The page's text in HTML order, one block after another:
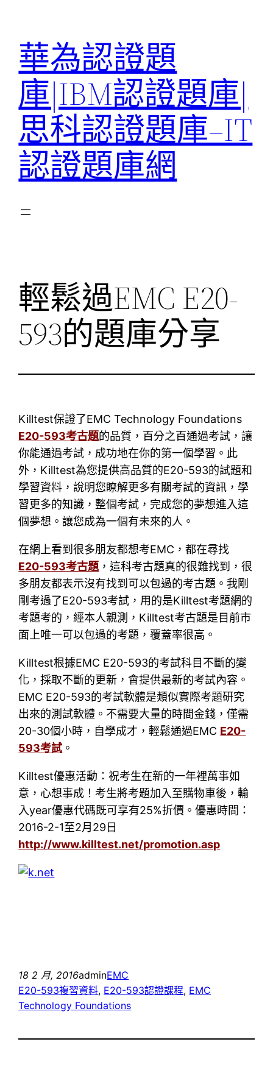
華為認證題
庫|IBM認證題庫|
思科認證題庫–IT
認證題庫網
輕鬆過EMC E20-
593的題庫分享
Killtest保證了EMC Technology Foundations
E20-593考古題的品質，百分之百通過考試，讓
你能通過考試，成功地在你的第一個學習。此
外，Killtest為您提供高品質的E20-593的試題和
學習資料，說明您瞭解更多有關考試的資訊，學
習更多的知識，整個考試，完成您的夢想進入這
個夢想。讓您成為一個有未來的人。
在網上看到很多朋友都想考EMC，都在尋找
E20-593考古題 ，這科考古題真的很難找到，很
多朋友都表示沒有找到可以包過的考古題。我剛
剛考過了E20-593考試，用的是Killtest考題網的
考題考的，經本人親測，Killtest考古題是目前市
面上唯一可以包過的考題，覆蓋率很高。
Killtest根據EMC E20-593的考試科目不斷的變
化，採取不斷的更新，會提供最新的考試內容。
EMC E20-593的考試軟體是類似實際考題研究
出來的測試軟體。不需要大量的時間金錢，僅需
20-30個小時，自學成才，輕鬆通過EMC E20-
593考試 。
Killtest優惠活動：祝考生在新的一年裡萬事如
意，心想事成！考生將考題加入至購物車後，輸
入year優惠代碼既可享有25%折價。優惠時間：
2016-2-1至2月29日
http://www.killtest.net/promotion.asp
18 2 月, 2016adminEMC
E20-593複習資料, E20-593認證課程, EMC
Technology Foundations